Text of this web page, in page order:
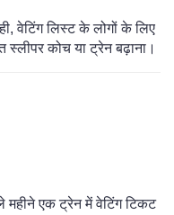
वेटिंग लिस्ट के लोगों के लिए
स्लीपर कोच या ट्रेन बढ़ाना।
महीने एक ट्रेन में वेटिंग टिकट